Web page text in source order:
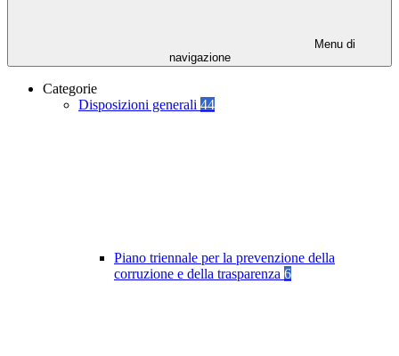
Menu di
navigazione
Categorie
Disposizioni generali 44
Piano triennale per la prevenzione della
corruzione e della trasparenza 6